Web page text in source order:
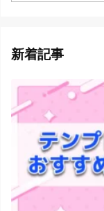
ー
ブ
新着記事